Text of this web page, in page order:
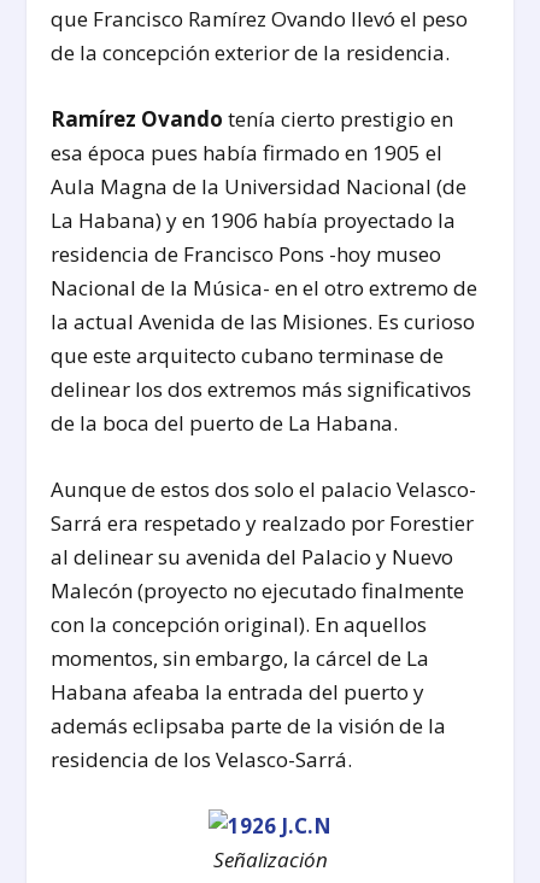
que Francisco Ramírez Ovando llevó el peso
de la concepción exterior de la residencia.
Ramírez Ovando tenía cierto prestigio en
esa época pues había firmado en 1905 el
Aula Magna de la Universidad Nacional (de
La Habana) y en 1906 había proyectado la
residencia de Francisco Pons -hoy museo
Nacional de la Música- en el otro extremo de
la actual Avenida de las Misiones. Es curioso
que este arquitecto cubano terminase de
delinear los dos extremos más significativos
de la boca del puerto de La Habana.
Aunque de estos dos solo el palacio Velasco-
Sarrá era respetado y realzado por Forestier
al delinear su avenida del Palacio y Nuevo
Malecón (proyecto no ejecutado finalmente
con la concepción original). En aquellos
momentos, sin embargo, la cárcel de La
Habana afeaba la entrada del puerto y
además eclipsaba parte de la visión de la
residencia de los Velasco-Sarrá.
Señalización